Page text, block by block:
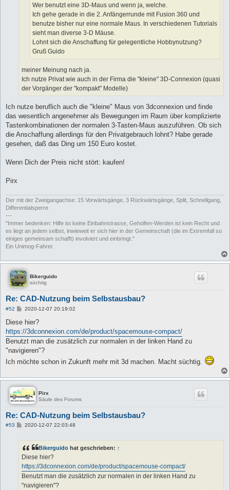
Wer benutzt eine 3D-Maus und wenn ja, welche.
Ich gehe gerade in die 2. Anfängerrunde mit Fusion 360 und
benutze bisher nur eine normale Maus. In verschiedenen Tutorials
sieht man diverse 3-D Mäuse.
Lohnt sich die Anschaffung für gelegentliche Hobbynutzung?
Gruß Guido
meiner Meinung nach ja.
Ich nutze Privat wie auch in der Firma die "kleine" 3D-Connexion (quasi
der Vorgänger der "kompakt" Modelle)
Ich nutze beruflich auch die "kleine" Maus von 3dconnexion und finde
das wesentlich angenehmer als Bewegungen im Raum über komplizierte
Tastenkombinationen der normalen 3-Tasten-Maus auszuführen. Ob sich
die Anschaffung allerdings für den Privatgebrauch lohnt? Habe gerade
gesehen, daß das Ding um 150 Euro kostet.
Wenn Dich der Preis nicht stört: kaufen!
Pirx
Der mit der Zweigangachse: 15 Vorwärtsgänge, 3 Rückwärtsgänge, Split, Schnellgang,
Differentialsperre
---
"Immer bedenken: Hilfe ist keine Einbahnstrasse, Geholfen-Werden ist kein Recht und
es liegt an jedem selbst, inwieweit er sich hier in der Gemeinschaft (die im Extremfall so
einiges gemeinsam schafft) involviert und einbringt."
Ein Unimog-Fahrer.
Bikerguido
süchtig
Re: CAD-Nutzung beim Selbstausbau?
#52
B
i
r
a
g
2020-12-07 20:19:02
Diese hier?
https://3dconnexion.com/de/product/spacemouse-compact/
Benutzt man die zusätzlich zur normalen in der linken Hand zu
"navigieren"?
Ich möchte schon in Zukunft mehr mit 3d machen. Macht süchtig.
Pirx
Säule des Forums
Re: CAD-Nutzung beim Selbstausbau?
#53
B
r
a
2020-12-07 22:03:48
Bikerguido hat geschrieben: ↑
Diese hier?
https://3dconnexion.com/de/product/spacemouse-compact/
Benutzt man die zusätzlich zur normalen in der linken Hand zu
"navigieren"?